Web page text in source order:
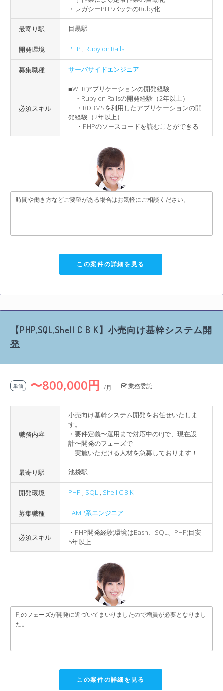
・レガシーPHPバッチのRuby化
最寄り駅 目黒駅
開発環境 PHP , Ruby on Rails
募集職種 サーバサイドエンジニア
必須スキル
■WEBアプリケーションの開発経験
・Ruby on Railsの開発経験（2年以上）
・RDBMSを利用したアプリケーションの開
発経験（2年以上）
・PHPのソースコードを読むことができる
時間や働き方などご要望がある場合はお気軽にご相談ください。
この案件の詳細を見る
【PHP,SQL,Shell C B K】小売向け基幹システム開
発
単価 〜800,000円 /月 業務委託
職務内容
小売向け基幹システム開発をお任せいたしま
す。
・要件定義〜運用まで対応中のPJで、現在設
計〜開発のフェーズで
実施いただける人材を急募しております！
最寄り駅 池袋駅
開発環境 PHP , SQL , Shell C B K
募集職種 LAMP系エンジニア
必須スキル
・PHP開発経験(環境はBash、SQL、PHP)目安
5年以上
PJのフェーズが開発に近づいてまいりましたので増員が必要となりまし
た。
この案件の詳細を見る